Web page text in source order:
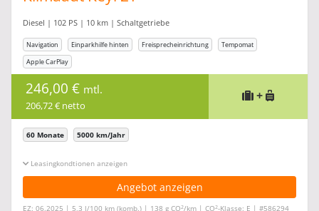
Diesel | 102 PS | 10 km | Schaltgetriebe
Navigation Einparkhilfe hinten Freisprecheinrichtung
Tempomat
Apple CarPlay
246,00 € mtl.
206,72 € netto
+
60 Monate 5000 km/Jahr
Leasingkonditionen ein-/ausblenden
Angebot anzeigen
EZ: 06.2025 | 5,3 l/100 km (komb.) | 138 g CO2/km | CO2-Klasse: E | #586294